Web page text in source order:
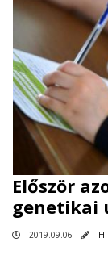
Először
genetikai
2019.09.06